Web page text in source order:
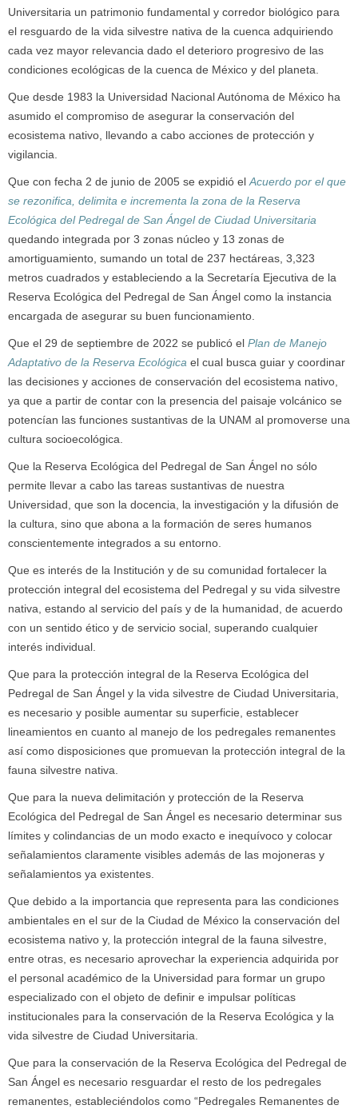
Universitaria un patrimonio fundamental y corredor biológico para
el resguardo de la vida silvestre nativa de la cuenca adquiriendo
cada vez mayor relevancia dado el deterioro progresivo de las
condiciones ecológicas de la cuenca de México y del planeta.
Que desde 1983 la Universidad Nacional Autónoma de México ha
asumido el compromiso de asegurar la conservación del
ecosistema nativo, llevando a cabo acciones de protección y
vigilancia.
Que con fecha 2 de junio de 2005 se expidió el Acuerdo por el que
se rezonifica, delimita e incrementa la zona de la Reserva
Ecológica del Pedregal de San Ángel de Ciudad Universitaria
quedando integrada por 3 zonas núcleo y 13 zonas de
amortiguamiento, sumando un total de 237 hectáreas, 3,323
metros cuadrados y estableciendo a la Secretaría Ejecutiva de la
Reserva Ecológica del Pedregal de San Ángel como la instancia
encargada de asegurar su buen funcionamiento.
Que el 29 de septiembre de 2022 se publicó el Plan de Manejo
Adaptativo de la Reserva Ecológica el cual busca guiar y coordinar
las decisiones y acciones de conservación del ecosistema nativo,
ya que a partir de contar con la presencia del paisaje volcánico se
potencían las funciones sustantivas de la UNAM al promoverse una
cultura socioecológica.
Que la Reserva Ecológica del Pedregal de San Ángel no sólo
permite llevar a cabo las tareas sustantivas de nuestra
Universidad, que son la docencia, la investigación y la difusión de
la cultura, sino que abona a la formación de seres humanos
conscientemente integrados a su entorno.
Que es interés de la Institución y de su comunidad fortalecer la
protección integral del ecosistema del Pedregal y su vida silvestre
nativa, estando al servicio del país y de la humanidad, de acuerdo
con un sentido ético y de servicio social, superando cualquier
interés individual.
Que para la protección integral de la Reserva Ecológica del
Pedregal de San Ángel y la vida silvestre de Ciudad Universitaria,
es necesario y posible aumentar su superficie, establecer
lineamientos en cuanto al manejo de los pedregales remanentes
así como disposiciones que promuevan la protección integral de la
fauna silvestre nativa.
Que para la nueva delimitación y protección de la Reserva
Ecológica del Pedregal de San Ángel es necesario determinar sus
límites y colindancias de un modo exacto e inequívoco y colocar
señalamientos claramente visibles además de las mojoneras y
señalamientos ya existentes.
Que debido a la importancia que representa para las condiciones
ambientales en el sur de la Ciudad de México la conservación del
ecosistema nativo y, la protección integral de la fauna silvestre,
entre otras, es necesario aprovechar la experiencia adquirida por
el personal académico de la Universidad para formar un grupo
especializado con el objeto de definir e impulsar políticas
institucionales para la conservación de la Reserva Ecológica y la
vida silvestre de Ciudad Universitaria.
Que para la conservación de la Reserva Ecológica del Pedregal de
San Ángel es necesario resguardar el resto de los pedregales
remanentes, estableciéndolos como “Pedregales Remanentes de